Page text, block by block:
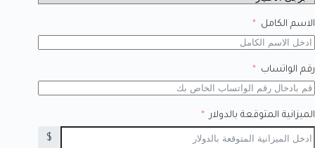
الاسم الكامل
رقم الواتساب
الميزانية المتوقعة بالدولار
$